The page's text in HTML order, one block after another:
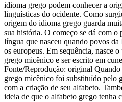
idioma grego podem conhecer a
linguísticas do ocidente. Como
origem do idioma grego guarda
sua história. O começo se dá com o
língua que nasceu quando povos
os europeus. Em sequência, nasce
grego micênico e ser escrito em
Fonte/Reprodução: original
grego micênico foi substituído pelo
com a criação de seu alfabeto.
ideia de que o alfabeto grego tenha